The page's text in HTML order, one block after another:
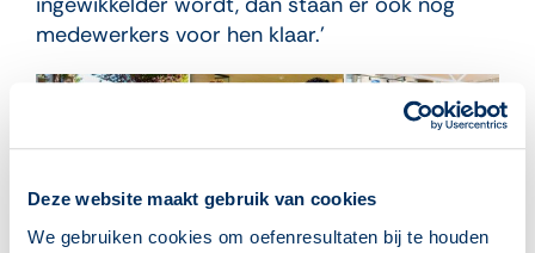
Deze website maakt gebruik van cookies
We gebruiken cookies om oefenresultaten bij te houden
medewerkers voor hen klaar.’